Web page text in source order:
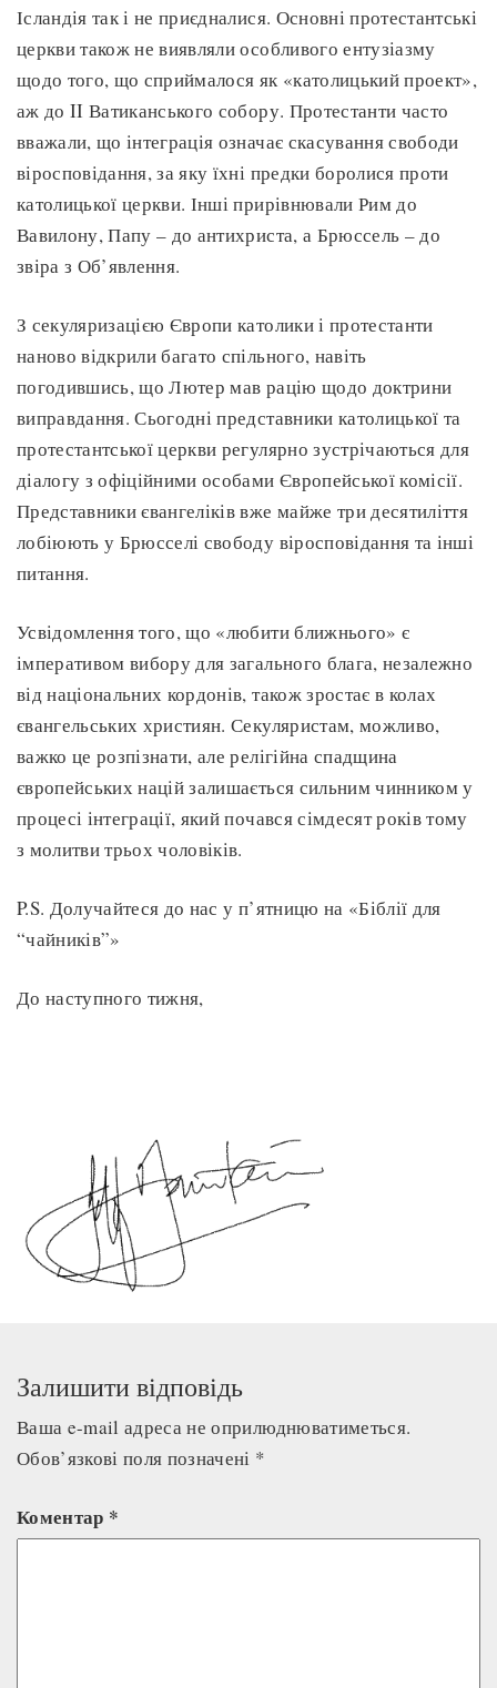
Ісландія так і не приєдналися. Основні протестантські
церкви також не виявляли особливого ентузіазму
щодо того, що сприймалося як «католицький проект»,
аж до II Ватиканського собору. Протестанти часто
вважали, що інтеграція означає скасування свободи
віросповідання, за яку їхні предки боролися проти
католицької церкви. Інші прирівнювали Рим до
Вавилону, Папу – до антихриста, а Брюссель – до
звіра з Об’явлення.
З секуляризацією Європи католики і протестанти
наново відкрили багато спільного, навіть
погодившись, що Лютер мав рацію щодо доктрини
виправдання. Сьогодні представники католицької та
протестантської церкви регулярно зустрічаються для
діалогу з офіційними особами Європейської комісії.
Представники євангеліків вже майже три десятиліття
лобіюють у Брюсселі свободу віросповідання та інші
питання.
Усвідомлення того, що «любити ближнього» є
імперативом вибору для загального блага, незалежно
від національних кордонів, також зростає в колах
євангельських християн. Секуляристам, можливо,
важко це розпізнати, але релігійна спадщина
європейських націй залишається сильним чинником у
процесі інтеграції, який почався сімдесят років тому
з молитви трьох чоловіків.
P.S. Долучайтеся до нас у п’ятницю на «Біблії для
“чайників”»
До наступного тижня,
Залишити відповідь
Ваша e-mail адреса не оприлюднюватиметься.
Обов’язкові поля позначені *
Коментар *